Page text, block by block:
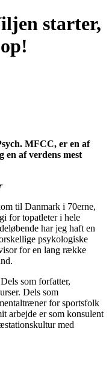
starter,
MFCC, er en af
en af verdens mest
til Danmark i 70erne,
for topatleter i hele
har jeg haft en
psykologiske
for en lang række
som forfatter,
Dels som
for sportsfolk
arbejde er som konsulent
med